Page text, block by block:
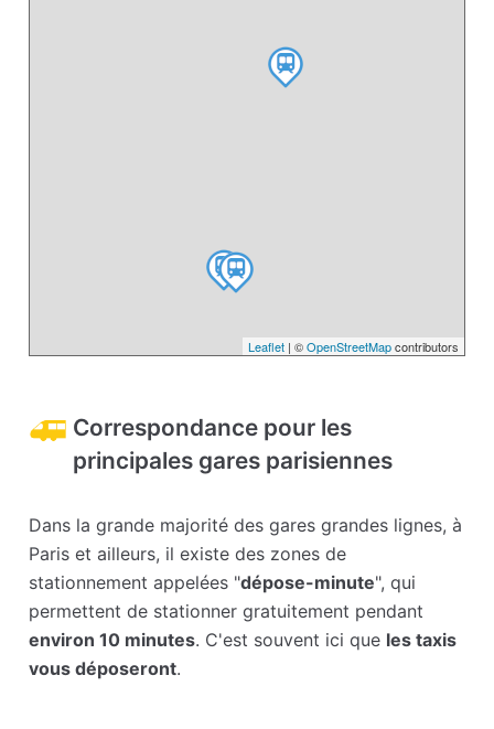
Leaflet| ©OpenStreetMapcontributors
Correspondance pour les
principales gares parisiennes
Dans la grande majorité des gares grandes lignes, à
Paris et ailleurs, il existe des zones de
stationnement appelées "dépose-minute", qui
permettent de stationner gratuitement pendant
environ 10 minutes. C'est souvent ici que les taxis
vous déposeront.